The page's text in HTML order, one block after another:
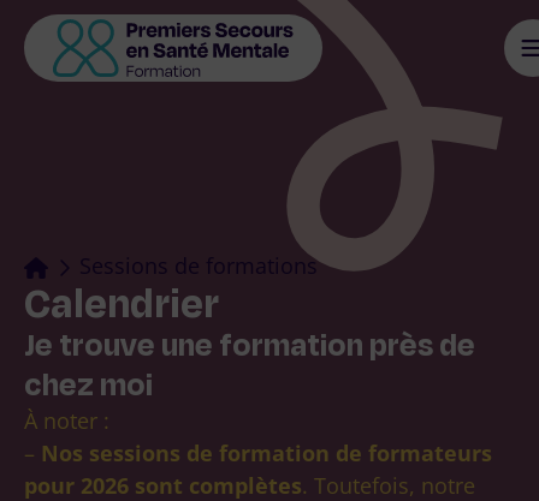
contenu
Se former
S’informer
Je suis secouriste
Je suis formateur accrédité PSSM
France
Sessions de formations
Calendrier
Je trouve une formation près de
chez moi
À noter :
– Nos sessions de formation de formateurs
pour 2026 sont complètes. Toutefois, notre